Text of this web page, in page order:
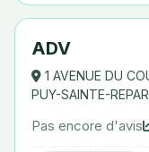
ADV
1 AVENUE DU
PUY-SAINTE-
Pas encore d'avis